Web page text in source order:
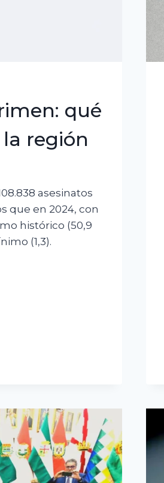
qué
región
asesinatos
que en 2024, con
histórico (50,9
(1,3).